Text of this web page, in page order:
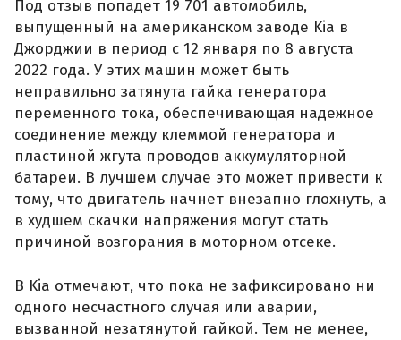
Под отзыв попадет 19 701 автомобиль,
выпущенный на американском заводе Kia в
Джорджии в период с 12 января по 8 августа
2022 года. У этих машин может быть
неправильно затянута гайка генератора
переменного тока, обеспечивающая надежное
соединение между клеммой генератора и
пластиной жгута проводов аккумуляторной
батареи. В лучшем случае это может привести к
тому, что двигатель начнет внезапно глохнуть, а
в худшем скачки напряжения могут стать
причиной возгорания в моторном отсеке.
В Kia отмечают, что пока не зафиксировано ни
одного несчастного случая или аварии,
вызванной незатянутой гайкой. Тем не менее,